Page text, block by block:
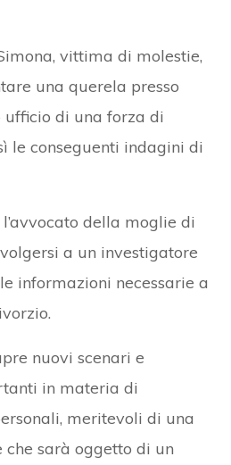
vittima di molestie,
una querela presso
di una forza di
le conseguenti indagini di
l’avvocato della moglie di
a un investigatore
informazioni necessarie a
nuovi scenari e
in materia di
meritevoli di una
sarà oggetto di un